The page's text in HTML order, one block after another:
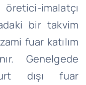
imalatçı
bir takvim
fuar katılım
Genelgede
dışı fuar